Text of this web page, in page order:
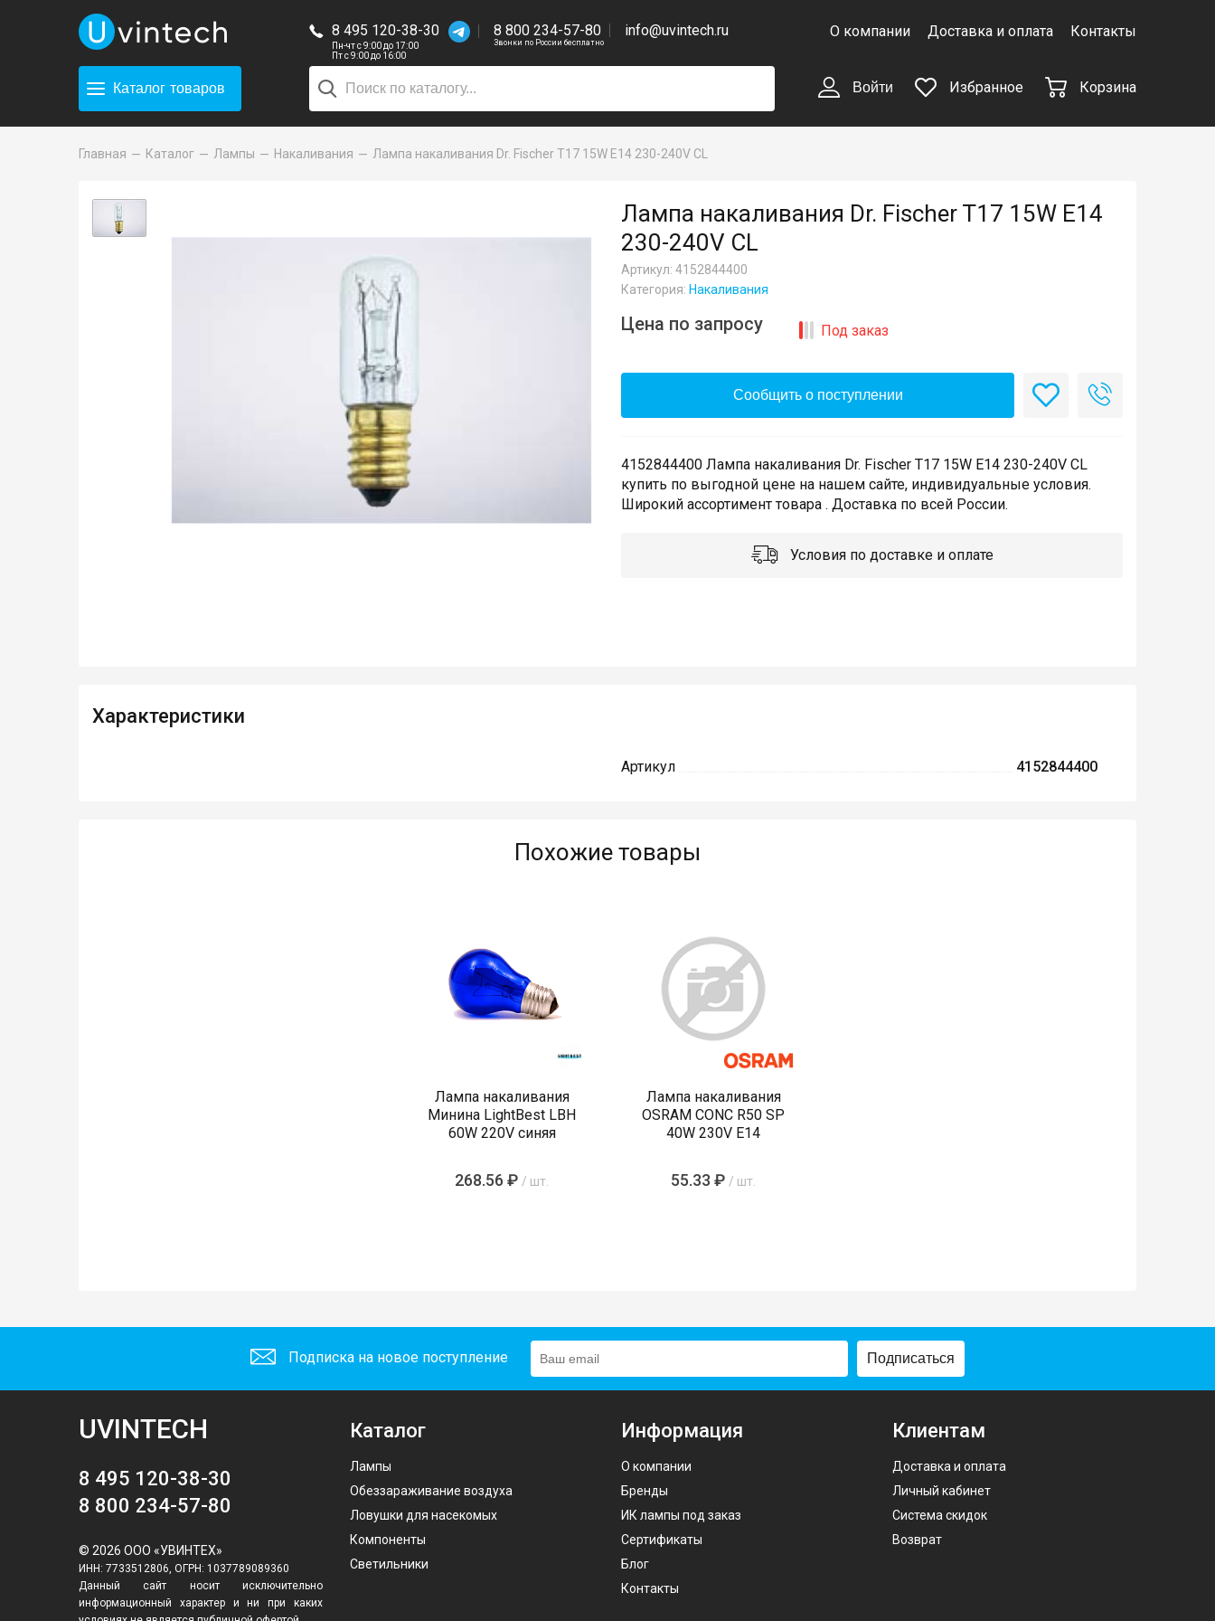
8 495 120-38-30
Пн-чт с 9:00 до 17:00
Пт с 9:00 до 16:00
8 800 234-57-80
Звонки по России бесплатно
info@uvintech.ru О компании Доставка и оплата Контакты
Каталог товаров Войти Избранное Корзина
Главная Каталог Лампы Накаливания Лампа накаливания Dr. Fischer T17 15W E14 230-240V CL
Лампа накаливания Dr. Fischer T17 15W E14
230-240V CL
Артикул: 4152844400
Категория: Накаливания
Цена по запросу Под заказ
Сообщить о поступлении
4152844400 Лампа накаливания Dr. Fischer T17 15W E14 230-240V CL
купить по выгодной цене на нашем сайте, индивидуальные условия.
Широкий ассортимент товара . Доставка по всей России.
Условия по доставке и оплате
Характеристики
Артикул 4152844400
Похожие товары
Лампа накаливания
Минина LightBest LBH
60W 220V синяя
268.56 ₽ / шт.
Лампа накаливания
OSRAM CONC R50 SP
40W 230V E14
55.33 ₽ / шт.
Подписка на новое поступление Подписаться
UVINTECH
8 495 120-38-30
8 800 234-57-80
© 2026 ООО «УВИНТЕХ»
ИНН: 7733512806, ОГРН: 1037789089360
Данный сайт носит исключительно
информационный характер и ни при каких
Каталог
Лампы
Обеззараживание воздуха
Ловушки для насекомых
Компоненты
Светильники
Информация
О компании
Бренды
ИК лампы под заказ
Сертификаты
Блог
Контакты
Клиентам
Доставка и оплата
Личный кабинет
Система скидок
Возврат